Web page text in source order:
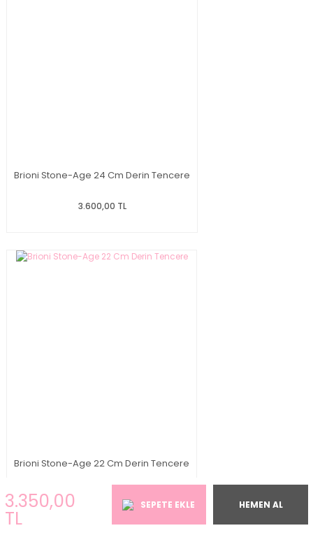
Brioni Stone-Age 24 Cm Derin Tencere
3.600,00 TL
Brioni Stone-Age 22 Cm Derin Tencere
3.350,00
TL
SEPETE EKLE HEMEN AL